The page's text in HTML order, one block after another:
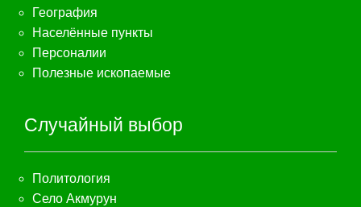
География
Населённые пункты
Персоналии
Полезные ископаемые
Случайный выбор
Политология
Село Акмурун